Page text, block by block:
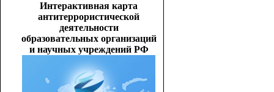
Интерактивная карта
антитеррористической
деятельности
образовательных организаций
и научных учреждений РФ